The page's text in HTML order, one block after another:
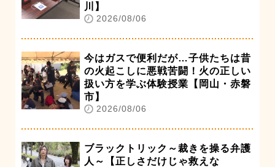
川】
2026/08/06
今はガスで便利だが…子供たちは昔
の火起こしに悪戦苦闘！火の正しい
扱い方を学ぶ体験授業【岡山・赤磐
市】
2026/08/06
ブラックトリック～裁きを操る弁護
人～【正しさだけじゃ救えな